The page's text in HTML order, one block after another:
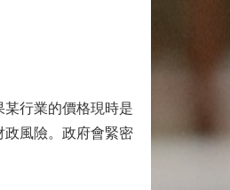
行業的價格現時是
風險。政府會緊密